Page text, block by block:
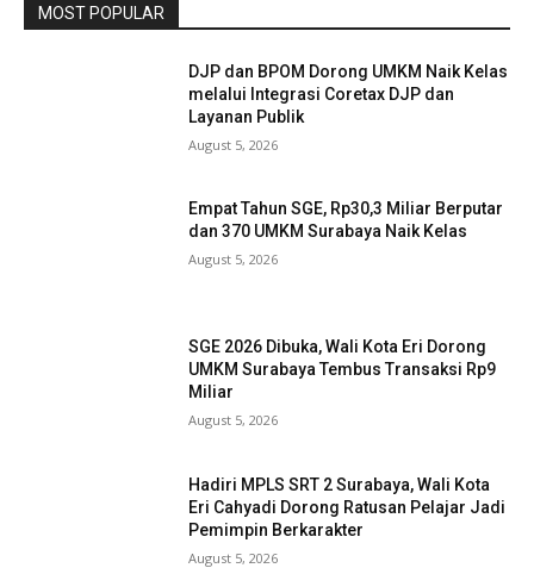
MOST POPULAR
DJP dan BPOM Dorong UMKM Naik Kelas
melalui Integrasi Coretax DJP dan
Layanan Publik
August 5, 2026
Empat Tahun SGE, Rp30,3 Miliar Berputar
dan 370 UMKM Surabaya Naik Kelas
August 5, 2026
SGE 2026 Dibuka, Wali Kota Eri Dorong
UMKM Surabaya Tembus Transaksi Rp9
Miliar
August 5, 2026
Hadiri MPLS SRT 2 Surabaya, Wali Kota
Eri Cahyadi Dorong Ratusan Pelajar Jadi
Pemimpin Berkarakter
August 5, 2026